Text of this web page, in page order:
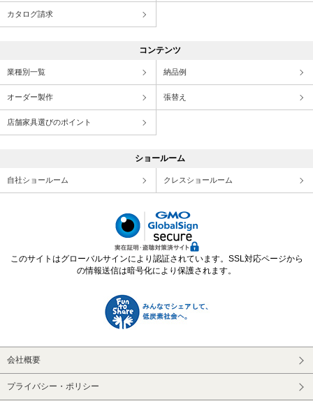
カタログ請求
コンテンツ
業種別一覧 納品例
オーダー製作 張替え
店舗家具選びのポイント
ショールーム
自社ショールーム クレスショールーム
このサイトはグローバルサインにより認証されています。SSL対応ページから
の情報送信は暗号化により保護されます。
会社概要
プライバシー・ポリシー